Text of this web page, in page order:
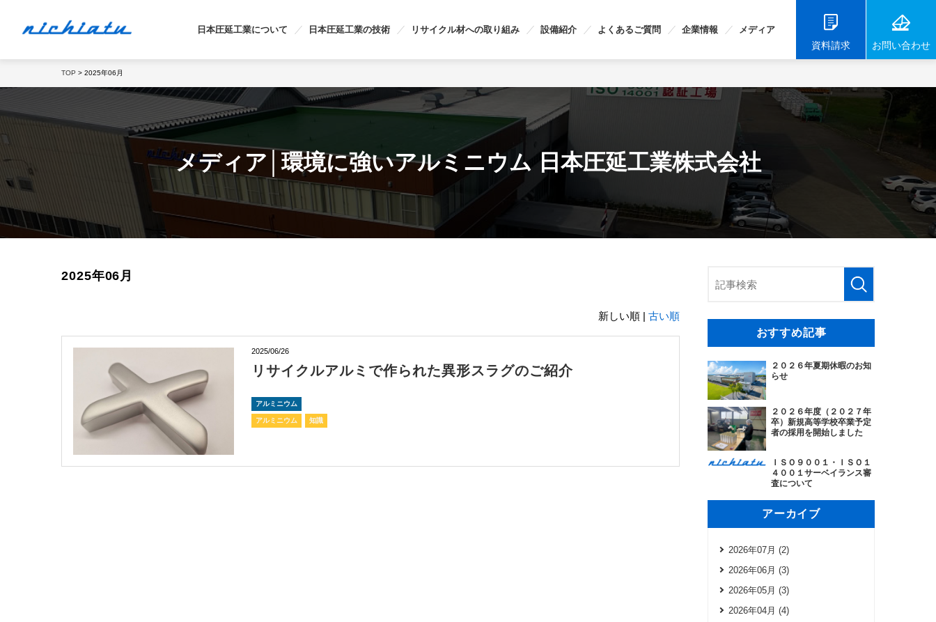
日本圧延工業について 日本圧延工業の技術 リサイクル材への取り組み 設備紹介 よくあるご質問 企業情報 メディア
資料請求 お問い合わせ
TOP > 2025年06月
メディア│環境に強いアルミニウム 日本圧延工業株式会社
2025年06月
新しい順 | 古い順
2025/06/26
リサイクルアルミで作られた異形スラグのご紹介
アルミニウム
アルミニウム 知識
おすすめ記事
２０２６年夏期休暇のお知
らせ
２０２６年度（２０２７年
卒）新規高等学校卒業予定
者の採用を開始しました
ＩＳＯ９００１・ＩＳＯ１
４００１サーベイランス審
査について
アーカイブ
2026年07月 (2)
2026年06月 (3)
2026年05月 (3)
2026年04月 (4)